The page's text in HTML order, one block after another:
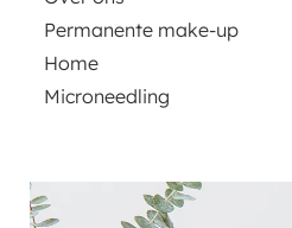
Permanente make-up
Home
Microneedling